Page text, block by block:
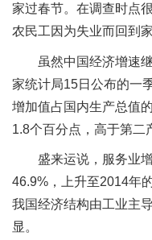
家过春节。在调查时点
农民工因为失业而回到家
虽然中国经济增速
家统计局15日公布的一
增加值占国内生产总值
1.8个百分点，高于第二
盛来运说，服务业
46.9%，上升至2014年
我国经济结构由工业主
显。